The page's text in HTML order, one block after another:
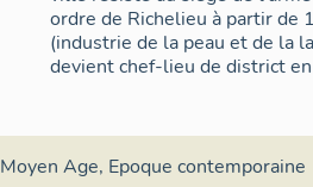
ordre de Richelieu à partir de
(industrie de la peau et de la
devient chef-lieu de district
Moyen Age, Epoque contemporaine